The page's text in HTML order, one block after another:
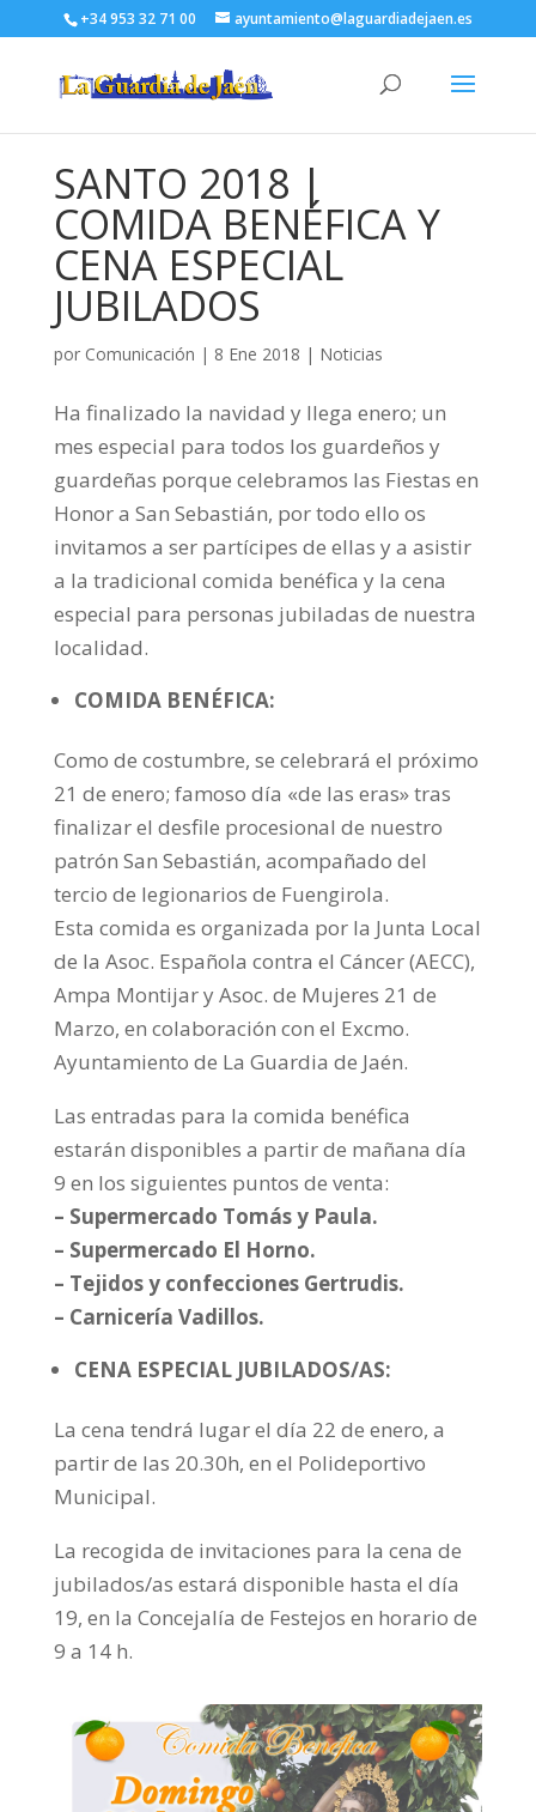
+34 953 32 71 00 ayuntamiento@laguardiadejaen.es
SANTO 2018 |
COMIDA BENÉFICA Y
CENA ESPECIAL
JUBILADOS
por Comunicación | 8 Ene 2018 | Noticias
Ha finalizado la navidad y llega enero; un
mes especial para todos los guardeños y
guardeñas porque celebramos las Fiestas en
Honor a San Sebastián, por todo ello os
invitamos a ser partícipes de ellas y a asistir
a la tradicional comida benéfica y la cena
especial para personas jubiladas de nuestra
localidad.
COMIDA BENÉFICA:
Como de costumbre, se celebrará el próximo
21 de enero; famoso día «de las eras» tras
finalizar el desfile procesional de nuestro
patrón San Sebastián, acompañado del
tercio de legionarios de Fuengirola.
Esta comida es organizada por la Junta Local
de la Asoc. Española contra el Cáncer (AECC),
Ampa Montijar y Asoc. de Mujeres 21 de
Marzo, en colaboración con el Excmo.
Ayuntamiento de La Guardia de Jaén.
Las entradas para la comida benéfica
estarán disponibles a partir de mañana día
9 en los siguientes puntos de venta:
– Supermercado Tomás y Paula.
– Supermercado El Horno.
– Tejidos y confecciones Gertrudis.
– Carnicería Vadillos.
CENA ESPECIAL JUBILADOS/AS:
La cena tendrá lugar el día 22 de enero, a
partir de las 20.30h, en el Polideportivo
Municipal.
La recogida de invitaciones para la cena de
jubilados/as estará disponible hasta el día
19, en la Concejalía de Festejos en horario de
9 a 14 h.